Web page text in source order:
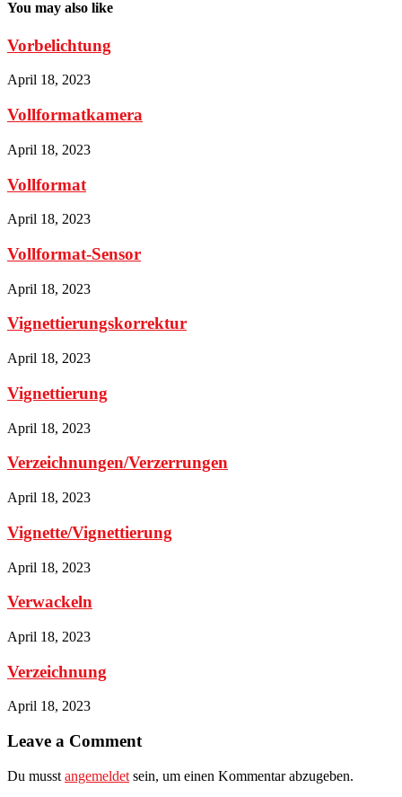
You may also like
Vorbelichtung
April 18, 2023
Vollformatkamera
April 18, 2023
Vollformat
April 18, 2023
Vollformat-Sensor
April 18, 2023
Vignettierungskorrektur
April 18, 2023
Vignettierung
April 18, 2023
Verzeichnungen/Verzerrungen
April 18, 2023
Vignette/Vignettierung
April 18, 2023
Verwackeln
April 18, 2023
Verzeichnung
April 18, 2023
Leave a Comment
Du musst angemeldet sein, um einen Kommentar abzugeben.